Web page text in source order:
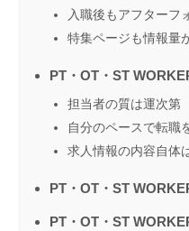
入職後もアフターフ
特集ページも情報量
PT・OT・ST
担当者の質は運次第
自分のペースで転職
求人情報の内容自体
PT・OT・ST
PT・OT・ST